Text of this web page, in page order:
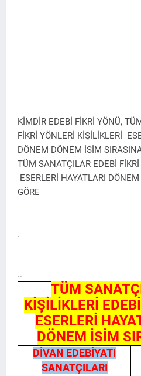
KİMDİR EDEBİ FİKRİ YÖNÜ,
FİKRİ YÖNLERİ KİŞİLİKLERİ
DÖNEM DÖNEM İSİM
TÜM SANATÇILAR EDEBİ
ESERLERİ HAYATLARI
GÖRE
.
..
TÜM
KİŞİLİKLERİ
ESERLERİ
DÖNEM İSİM
DİVAN EDEBİYATI
SANATÇILARI